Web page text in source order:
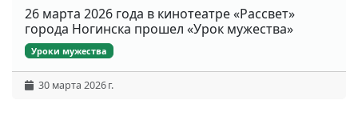
26 марта 2026 года в кинотеатре «Рассвет»
города Ногинска прошел «Урок мужества»
Уроки мужества
30 марта 2026 г.